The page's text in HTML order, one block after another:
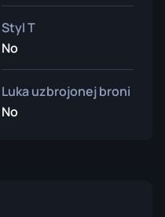
Styl T
No
Luka uzbrojonej broni
No